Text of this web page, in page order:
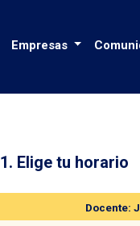
Empresas
1. Elige tu horario
Docente: